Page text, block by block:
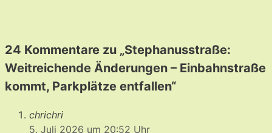
24 Kommentare zu „Stephanusstraße:
Weitreichende Änderungen – Einbahnstraße
kommt, Parkplätze entfallen“
chrichri
5. Juli 2026 um 20:52 Uhr